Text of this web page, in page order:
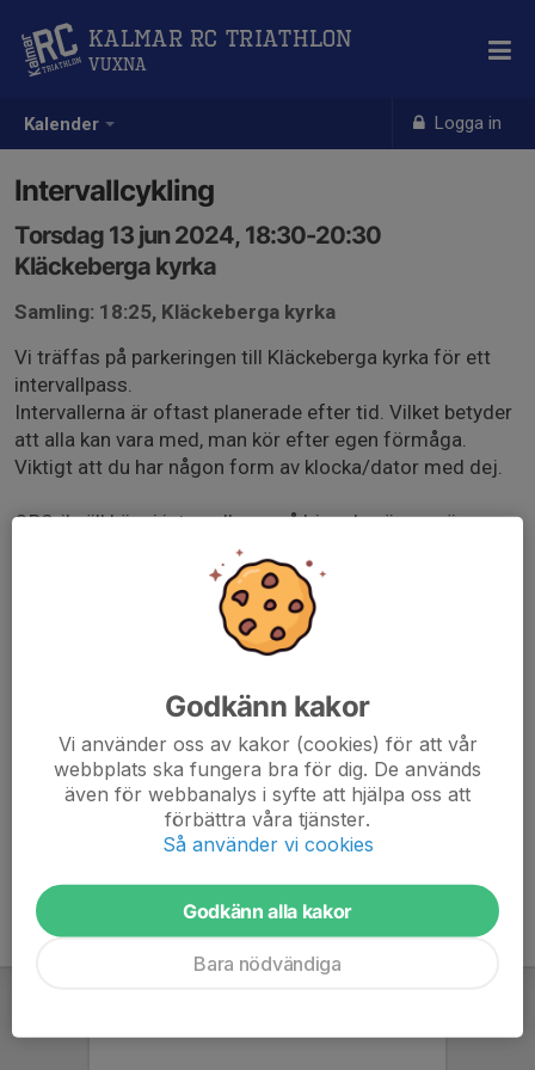
Kalender Logga in
Kalmar RC Triathlon
Vuxna
Intervallcykling
Torsdag 13 jun 2024, 18:30-20:30
Kläckeberga kyrka
Samling: 18:25, Kläckeberga kyrka
Vi träffas på parkeringen till Kläckeberga kyrka för ett
intervallpass.
Intervallerna är oftast planerade efter tid. Vilket betyder
att alla kan vara med, man kör efter egen förmåga.
Viktigt att du har någon form av klocka/dator med dej.
OBS, ikväll kör vi intervallerna på Ljungbyvägen, vägen
mellan Smedby och Ljungbyholm. Vi cyklar tillsammans
till Dörby kyrka och startar intervallerna därefter. Vi
återsamlas vid Dörby kyrka efteråt.
15x(40+20), 5min aktiv vila, 15x(40+20).
Välkommen!
Godkänn kakor
Vi använder oss av kakor (cookies) för att vår
webbplats ska fungera bra för dig. De används
även för webbanalys i syfte att hjälpa oss att
förbättra våra tjänster.
Så använder vi cookies
Godkänn alla kakor
Bara nödvändiga